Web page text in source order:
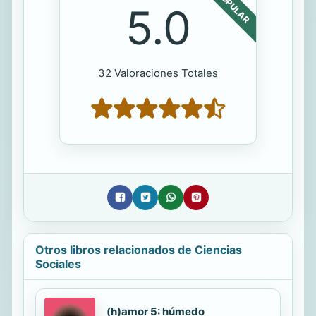
5.0
32 Valoraciones Totales
Otros libros relacionados de Ciencias
Sociales
(h)amor 5: húmedo